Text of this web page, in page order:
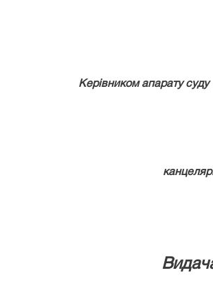
Керівником апарату